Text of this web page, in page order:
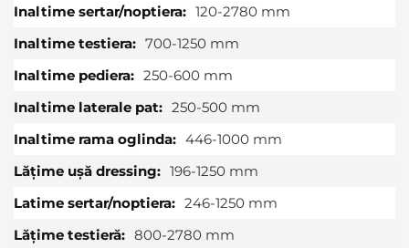
120-2780 mm
700-1250 mm
250-600 mm
250-500 mm
446-1000 mm
196-1250 mm
246-1250 mm
800-2780 mm